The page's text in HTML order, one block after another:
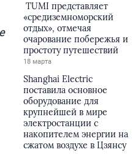
TUMI представляет
«средиземноморский
отдых», отмечая
очарование побережья и
простоту путешествий
18 марта
Shanghai Electric
поставила основное
оборудование для
крупнейшей в мире
электростанции с
накопителем энергии на
сжатом воздухе в Цзянсу